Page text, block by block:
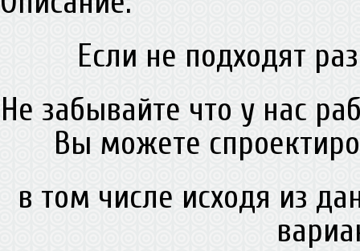
Если не подходят
Не забывайте что у нас
Вы можете
в том числе исходя из